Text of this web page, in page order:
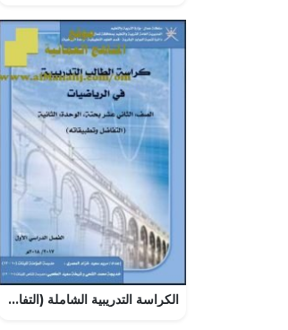
الكراسة التدريبية الشاملة (التفاضل وتطبيقاته) (رياضيات بحتة) الثاني عشر